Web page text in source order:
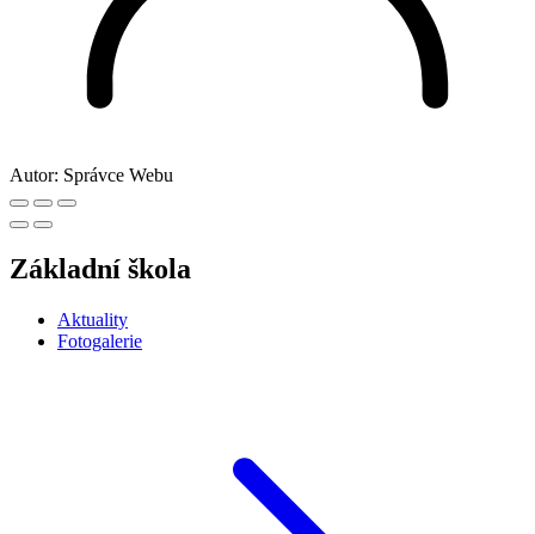
Autor: Správce Webu
Základní škola
Aktuality
Fotogalerie